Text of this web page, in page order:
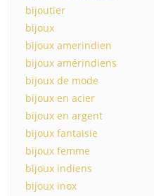
bijoutier
bijoux
bijoux amerindien
bijoux amérindiens
bijoux de mode
bijoux en acier
bijoux en argent
bijoux fantaisie
bijoux femme
bijoux indiens
bijoux inox